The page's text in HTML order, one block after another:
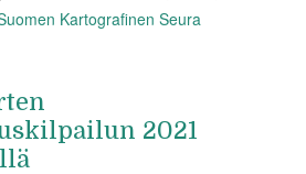
Kartografinen Seura
2021